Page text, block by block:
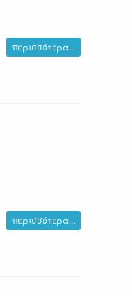
περισσότερα...
περισσότερα...